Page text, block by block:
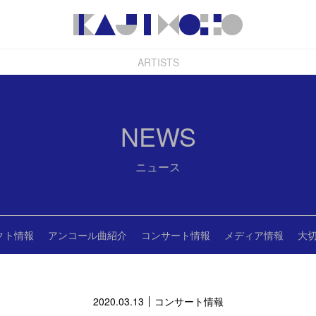
ARTISTS
NEWS
ニュース
ト情報 アンコール曲紹介 コンサート情報 メディア情報 大
2020.03.13 コンサート情報